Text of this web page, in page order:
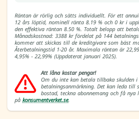
Räntan är rörlig och sätts individuellt. För ett
12 års löptid, nominell ränta 8.19 % och 0 kr i
den effektiva räntan 8.50 %. Totalt belopp att
Månadskostnad: 3388 kr fördelat på 144
kommer att skickas till de kreditgivare som bäst
Återbetalningstid 1-20 år. Maximala räntan är
4,95% - 22,99% (Uppdaterat januari 2025).
Att låna kostar pengar!
Om du inte kan betala tillbaka skulden
betalningsanmärkning. Det kan leda till
bostad, teckna abonnemang och få nya
på konsumentverket.se.